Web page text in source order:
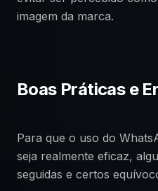
imagem da marca.
Boas Práticas e
Para que o uso do
seja realmente eficaz,
seguidas e certos